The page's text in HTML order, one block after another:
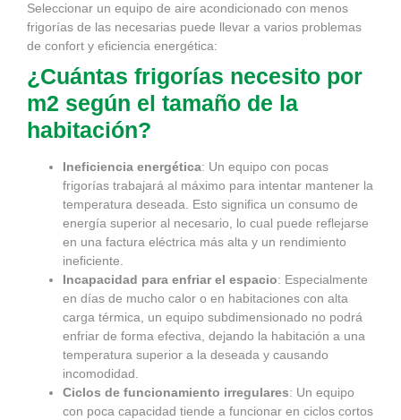
Seleccionar un equipo de aire acondicionado con menos
frigorías de las necesarias puede llevar a varios problemas
de confort y eficiencia energética:
¿Cuántas frigorías necesito por
m2 según el tamaño de la
habitación?
Ineficiencia energética: Un equipo con pocas
frigorías trabajará al máximo para intentar mantener la
temperatura deseada. Esto significa un consumo de
energía superior al necesario, lo cual puede reflejarse
en una factura eléctrica más alta y un rendimiento
ineficiente.
Incapacidad para enfriar el espacio: Especialmente
en días de mucho calor o en habitaciones con alta
carga térmica, un equipo subdimensionado no podrá
enfriar de forma efectiva, dejando la habitación a una
temperatura superior a la deseada y causando
incomodidad.
Ciclos de funcionamiento irregulares: Un equipo
con poca capacidad tiende a funcionar en ciclos cortos